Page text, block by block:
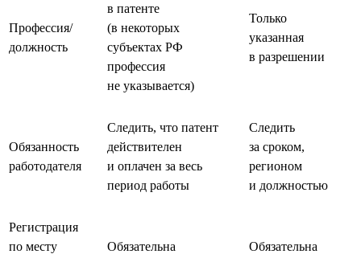
Профессия/
должность
в патенте
(в некоторых
субъектах РФ
профессия
не указывается)
Только
указанная
в разрешении
Обязанность
работодателя
Следить, что патент
действителен
и оплачен за весь
период работы
Следить
за сроком,
регионом
и должностью
Регистрация
по месту
Обязательна Обязательна